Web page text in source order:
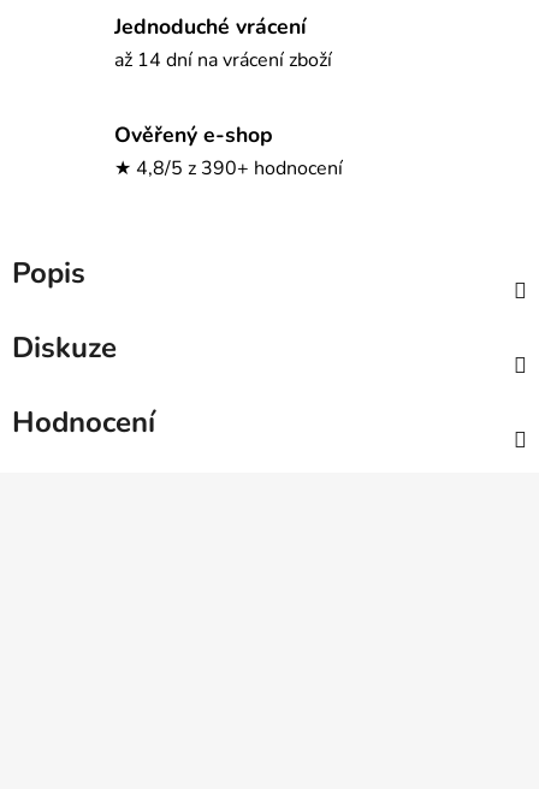
Jednoduché vrácení
až 14 dní na vrácení zboží
Ověřený e-shop
★ 4,8/5 z 390+ hodnocení
Popis
Diskuze
Hodnocení